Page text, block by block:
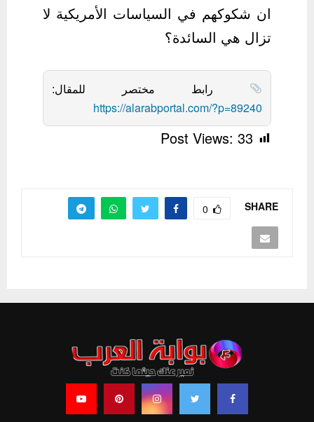
ان شكوكهم في السياسات الأمريكية لا
تزال هي السائدة؟
رابط مختصر للمقال:
https://alarabportal.com/?p=89240
Post Views: 33
SHARE
0